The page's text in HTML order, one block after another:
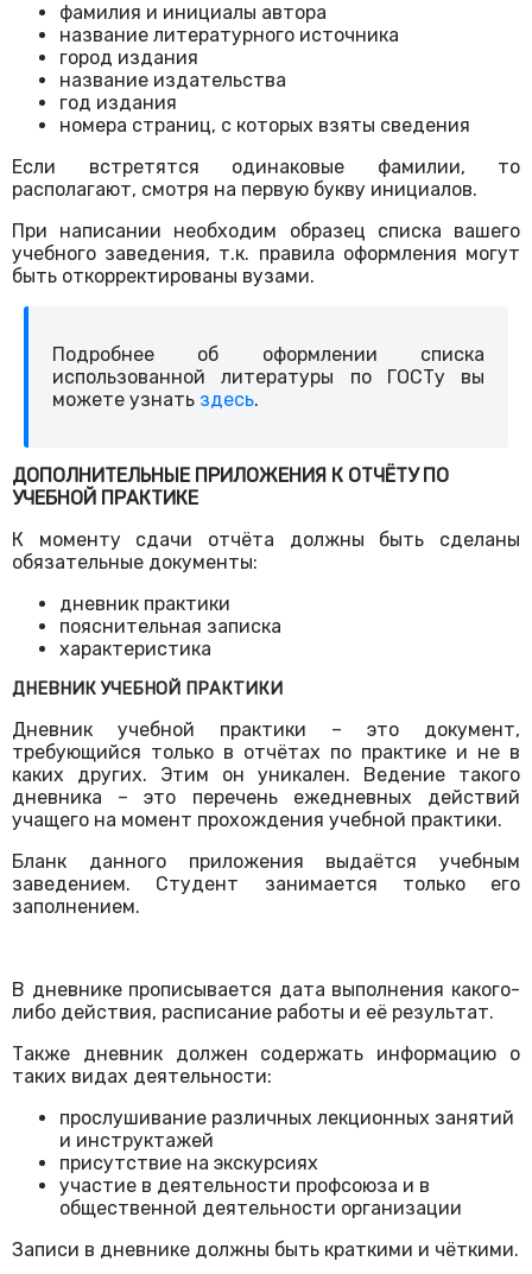
фамилия и инициалы автора
название литературного источника
город издания
название издательства
год издания
номера страниц, с которых взяты сведения
Если встретятся одинаковые фамилии, то
располагают, смотря на первую букву инициалов.
При написании необходим образец списка вашего
учебного заведения, т.к. правила оформления могут
быть откорректированы вузами.
Подробнее об оформлении списка
использованной литературы по ГОСТу вы
можете узнать здесь.
ДОПОЛНИТЕЛЬНЫЕ ПРИЛОЖЕНИЯ К ОТЧЁТУ ПО
УЧЕБНОЙ ПРАКТИКЕ
К моменту сдачи отчёта должны быть сделаны
обязательные документы:
дневник практики
пояснительная записка
характеристика
ДНЕВНИК УЧЕБНОЙ ПРАКТИКИ
Дневник учебной практики – это документ,
требующийся только в отчётах по практике и не в
каких других. Этим он уникален. Ведение такого
дневника – это перечень ежедневных действий
учащего на момент прохождения учебной практики.
Бланк данного приложения выдаётся учебным
заведением. Студент занимается только его
заполнением.
В дневнике прописывается дата выполнения какого-
либо действия, расписание работы и её результат.
Также дневник должен содержать информацию о
таких видах деятельности:
прослушивание различных лекционных занятий
и инструктажей
присутствие на экскурсиях
участие в деятельности профсоюза и в
общественной деятельности организации
Записи в дневнике должны быть краткими и чёткими.